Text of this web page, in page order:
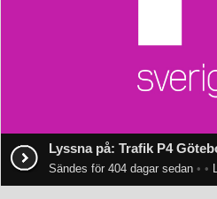
Lyssna på: Trafik P4
Sändes för 404 dagar sedan • •